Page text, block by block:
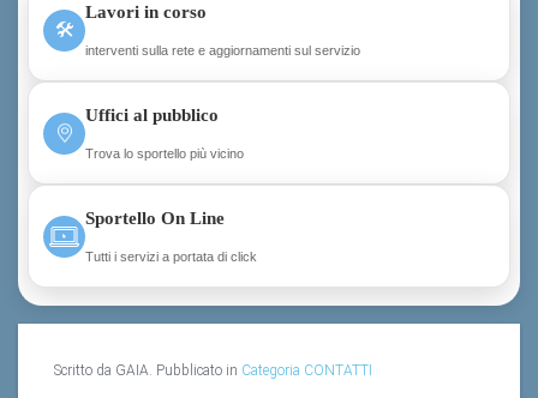
🛠
Lavori in corso
interventi sulla rete e aggiornamenti sul servizio
Uffici al pubblico
Trova lo sportello più vicino
Sportello On Line
Tutti i servizi a portata di click
Scritto da GAIA. Pubblicato in Categoria CONTATTI